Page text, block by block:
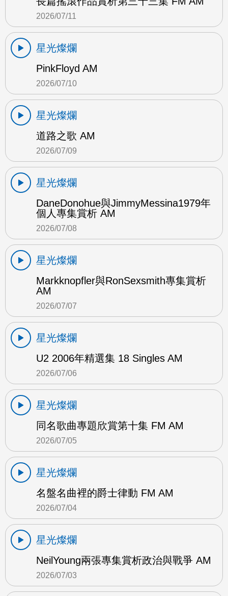
2026/07/11
星光燦爛
PinkFloyd AM
2026/07/10
星光燦爛
道路之歌 AM
2026/07/09
星光燦爛
DaneDonohue與JimmyMessina1979年
個人專集賞析 AM
2026/07/08
星光燦爛
Markknopfler與RonSexsmith專集賞析
AM
2026/07/07
星光燦爛
U2 2006年精選集 18 Singles AM
2026/07/06
星光燦爛
同名歌曲專題欣賞第十集 FM AM
2026/07/05
星光燦爛
名盤名曲裡的爵士律動 FM AM
2026/07/04
星光燦爛
NeilYoung兩張專集賞析政治與戰爭 AM
2026/07/03